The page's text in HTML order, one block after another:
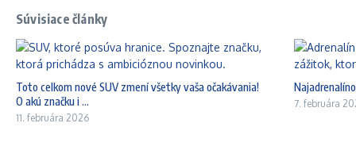
Súvisiace články
Toto celkom nové SUV zmení všetky vaša očakávania!
O akú značku i ...
11. februára 2026
7. februára